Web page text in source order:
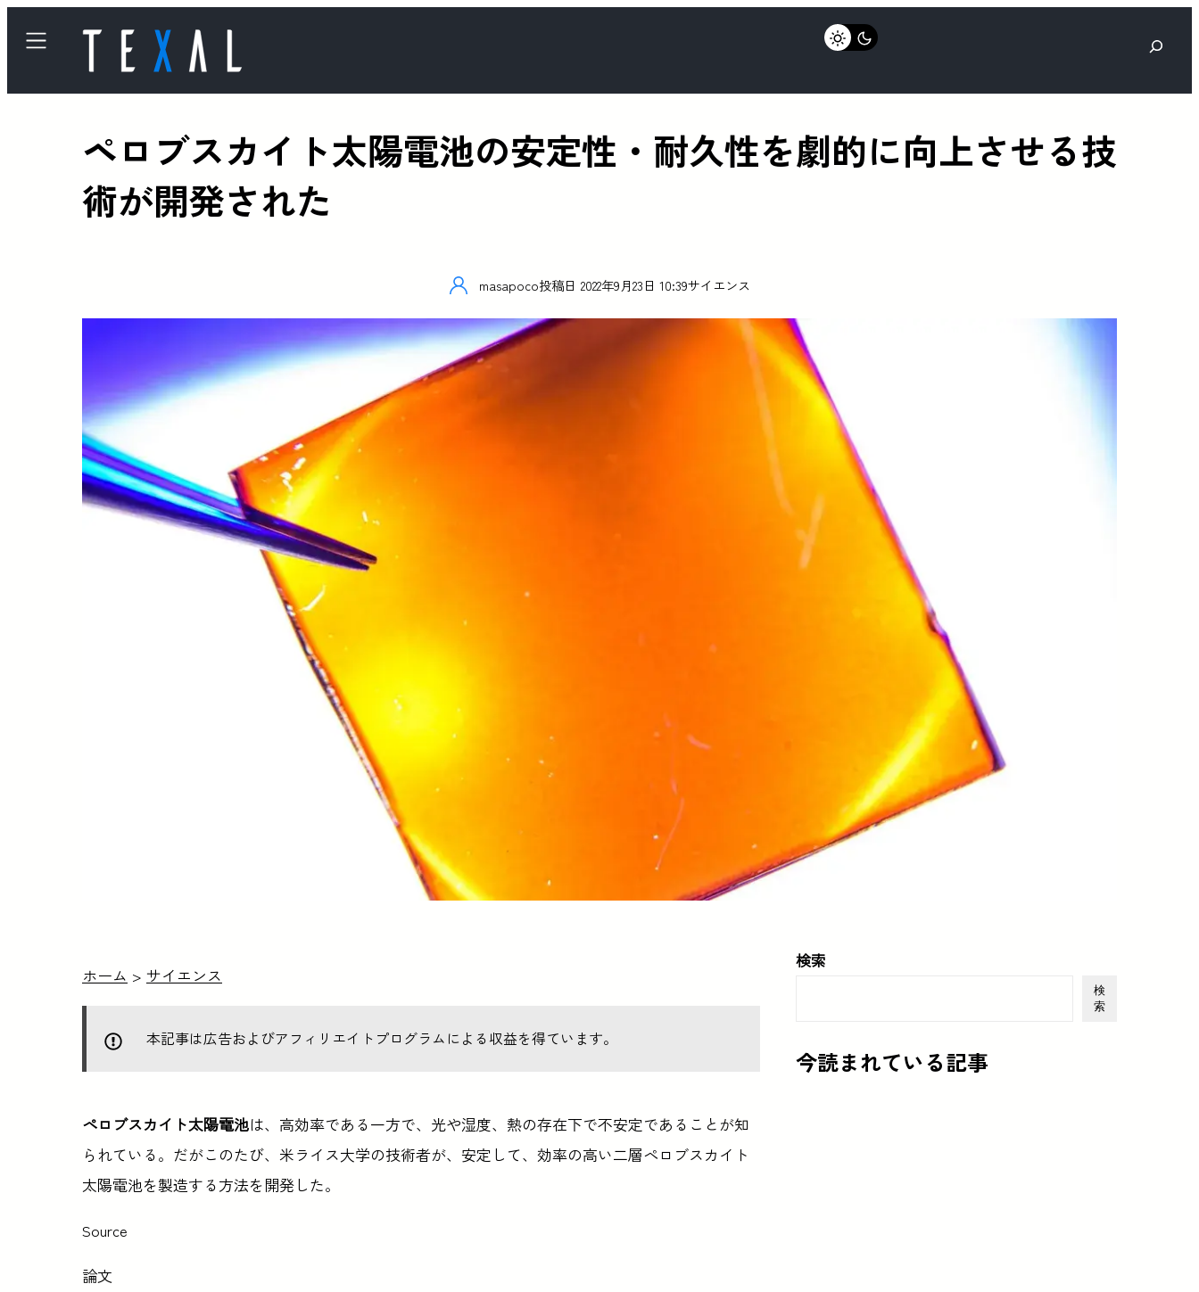
検
ペロブスカイト太陽電池の安定性・耐久性を劇的に向上させる技
術が開発された
masapoco投稿日 2022年9月23日 10:39サイエンス
ホーム > サイエンス
本記事は広告およびアフィリエイトプログラムによる収益を得ています。
ペロブスカイト太陽電池は、高効率である一方で、光や湿度、熱の存在下で不安定であることが知
られている。だがこのたび、米ライス大学の技術者が、安定して、効率の高い二層ペロブスカイト
太陽電池を製造する方法を開発した。
Source
論文
検索
検
索
今読まれている記事